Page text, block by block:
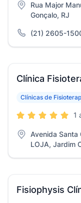
Rua Major
Gonçalo, RJ
(21) 2605-
Clínica
Clínicas de
1
Avenida Santa
LOJA, Jardim
Fisiophysis